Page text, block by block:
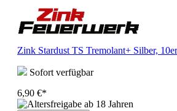
Zink Stardust TS Tremolant+ Silber,
Sofort verfügbar
6,90 €*